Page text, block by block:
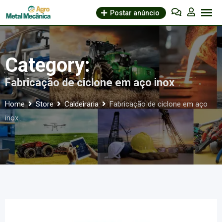
to
content
Postar anúncio
Category:
Fabricação de ciclone em aço inox
Home Store Caldeiraria
Fabricação de ciclone em aço
inox